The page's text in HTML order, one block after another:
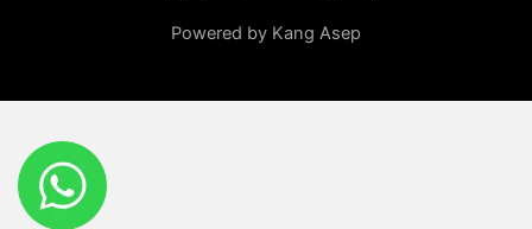
Powered by Kang Asep